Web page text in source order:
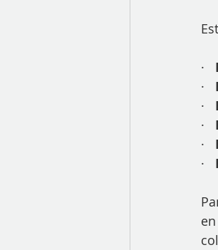
·
·
·
·
·
·